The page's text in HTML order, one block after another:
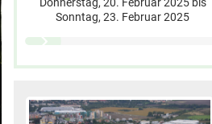
Donnerstag, 20. Februar 2025bis
Sonntag, 23. Februar 2025